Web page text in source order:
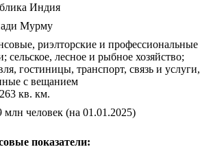
Индия
Мурму
риэлторские и профессиональные
сельское, лесное и рыбное хозяйство;
гостиницы, транспорт, связь и услуги,
с вещанием
кв. км.
млн человек (на 01.01.2025)
показатели: